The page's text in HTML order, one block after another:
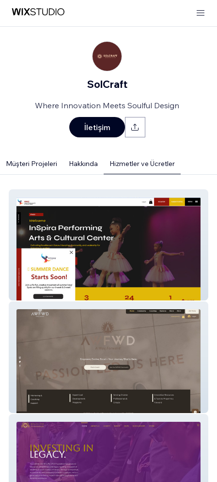
SolCraft
Where Innovation Meets Soulful Design
İletişim
Müşteri Projeleri Hakkında Hizmetler ve Ücretler
InSpira Arts
AWFWD